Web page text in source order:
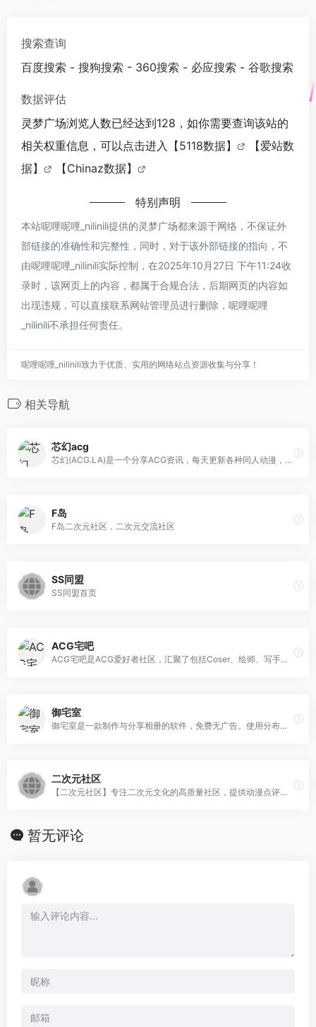
搜索查询
百度搜索 - 搜狗搜索 - 360搜索 - 必应搜索 - 谷歌搜索
数据评估
灵梦广场浏览人数已经达到128，如你需要查询该站的
相关权重信息，可以点击进入
【5118数据】
【爱站数
据】
【Chinaz数据】
特别声明
本站呢哩呢哩_nilinili提供的灵梦广场都来源于网络，不保证外
部链接的准确性和完整性，同时，对于该外部链接的指向，不
由呢哩呢哩_nilinili实际控制，在2025年10月27日 下午11:24收
录时，该网页上的内容，都属于合规合法，后期网页的内容如
出现违规，可以直接联系网站管理员进行删除，呢哩呢哩
_nilinili不承担任何责任。
呢哩呢哩_nilinili致力于优质、实用的网络站点资源收集与分享！
相关导航
芯幻acg
芯幻(ACG.LA)是一个分享ACG资讯，每天更新各种同人动漫，精品美图，拥有众多的动漫资源帝,提供P站图集、精品cosplay图集和优秀动漫作品！
F岛
F岛二次元社区，二次元交流社区
SS同盟
SS同盟首页
ACG宅吧
ACG宅吧是ACG爱好者社区，汇聚了包括Coser、绘师、写手等创作者在内的众多ACG同好，提供cosplay、绘画和小说创作发表、二次元同好交流等社群服务。网站共设cosplay、绘画、写作、漫展、话题、视频、弹幕等多个频道。
御宅室
御宅室是一款制作与分享相册的软件，免费无广告。使用分布式加密技术，保障用户隐私，无需资源服务器，支持匿名发布，没有审核。
二次元社区
【二次元社区】专注二次元文化的高质量社区，提供动漫点评、游戏攻略、同人创作分享。加入50万宅友，获取最新番剧资讯、参与角色人气投票、赢创作者纪念品！
暂无评论